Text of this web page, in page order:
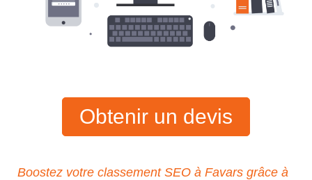
Obtenir un devis
Boostez votre classement SEO à Favars grâce à